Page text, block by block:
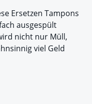
Ersetzen Tampons
ausgespült
nicht nur Müll,
viel Geld